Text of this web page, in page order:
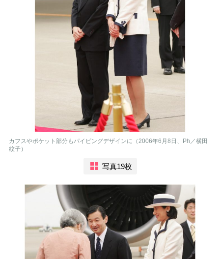
カフスやポケット部分もパイピングデザインに（2006年6月8日、Ph／横田
紋子）
写真19枚